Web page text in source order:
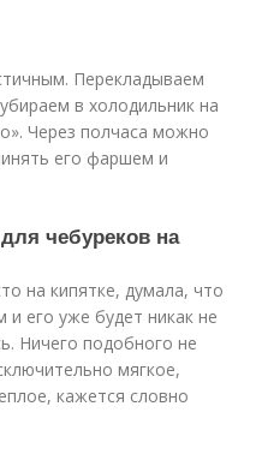
Перекладываем
в холодильник на
Через полчаса можно
его фаршем и
чебуреков на
на кипятке, думала, что
и его уже будет никак не
Ничего подобного не
мягкое,
кажется словно